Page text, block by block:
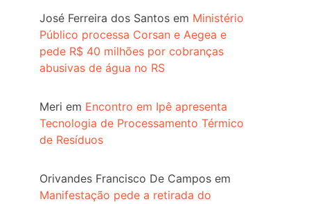
José Ferreira dos Santos em Ministério
Público processa Corsan e Aegea e
pede R$ 40 milhões por cobranças
abusivas de água no RS
Meri em Encontro em Ipê apresenta
Tecnologia de Processamento Térmico
de Resíduos
Orivandes Francisco De Campos em
Manifestação pede a retirada do